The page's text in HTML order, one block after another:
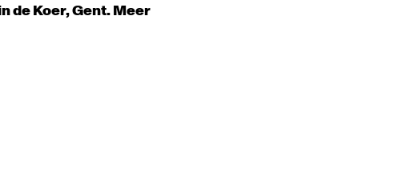
de Koer, Gent. Meer